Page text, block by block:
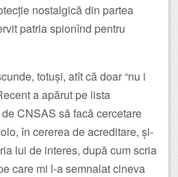
nostalgică din partea
patria spionînd pentru
totuși, atît că doar “nu i
a apărut pe lista
CNSAS să facă cercetare
în cererea de acreditare, și-
lui de interes, după cum scria
care mi l-a semnalat cineva